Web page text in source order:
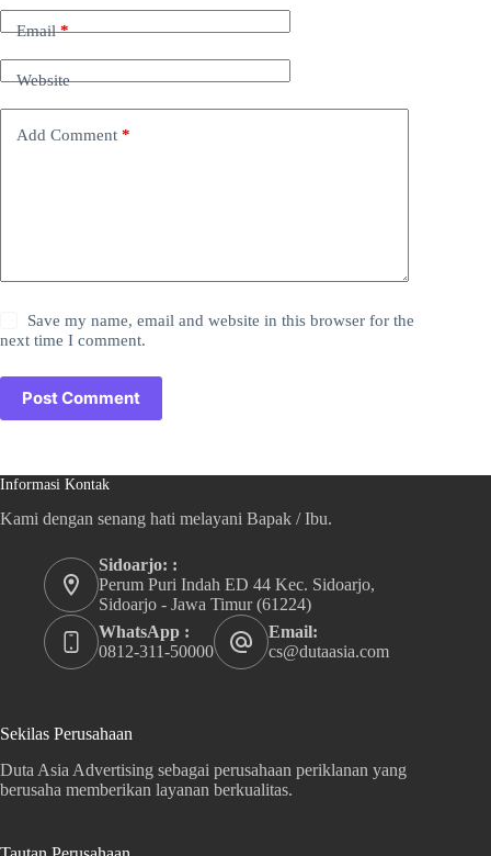
Email*
Website
Add Comment *
Save my name, email and website in this browser for the
next time I comment.
Post Comment
Informasi Kontak
Kami dengan senang hati melayani Bapak / Ibu.
Sidoarjo: :
Perum Puri Indah ED 44 Kec. Sidoarjo,
Sidoarjo - Jawa Timur (61224)
WhatsApp :
0812-311-50000
Email:
cs@dutaasia.com
Sekilas Perusahaan
Duta Asia Advertising sebagai perusahaan periklanan yang
berusaha memberikan layanan berkualitas.